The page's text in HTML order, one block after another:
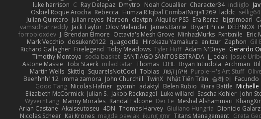
luke harrison C Ray Delapaz Dmytro Noah Couallier Character34 indiiglo
Osbiel Roque Arocha Rebecca Humza R Iqbal CombatNinja1269 laddc sellig64
Julian Quintero julian reyes Nareon claytpn Alquiler PS5 Era Rerza bjgrimoari
vamsidhar reddy Jack Taylor Olov Melander James Barrie Bryant Price DEEPNOX
forrobloxdev J. Brendan Elmore Octavia's Mesh Grove MinhazMurks Fxntxnile Eric
Mark Vecchio dosuken0122 quagootle Hirokazu Yamakura enitzur Zephon Gil
Richard Gallagher Firelegend Toby Meadows Tyler Huff Adam N'Diaye Gerardo
Timothy Montoya soda basket SANTIAGO SANTOS ESTRADA j_ edak Josue
Astone Massie Tobi Staerk milad tatar Thomas DHL Bryan Intindola Archman
Martin Wells Skittlq SquareIsNotCool Tobias אילון קשת Purple-H's Art Stuff
Beehhhh112 imma zamora John Churchill TwinX Nhật Tiến Trần 승하 이 Facundo
Gooo Tang Nicolas Hafner gyomh adaktyl Belen Rubio Kiara Battle Michelle
Elizabeth McCormick Julian S. Jakob Recknagel Luke willard Sascha Kohler John
WyvernLang Manny Morales Randal Falcone Der Le Meshal Alshammari
Arian Castane Akaiseutoseu 4DN Thomas Harvey Giuliano Hungria Dionicio
Nicolas Scheer Kai Krones magda pawlak ikung gmr Titans Management Greta